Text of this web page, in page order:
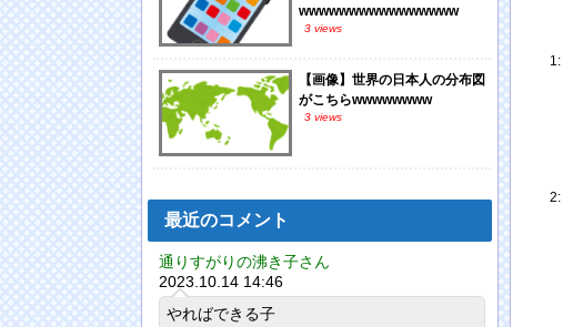
1:
2:
wwwwwwwwwwwwwwww
3 views
【画像】世界の日本人の分布図
がこちらwwwwwwww
3 views
最近のコメント
通りすがりの沸き子さん
2023.10.14 14:46
やればできる子